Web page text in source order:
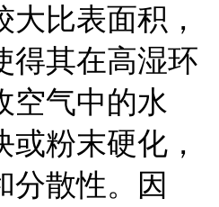
比表面积，
得其在高湿环
空气中的水
粉末硬化，
分散性。因